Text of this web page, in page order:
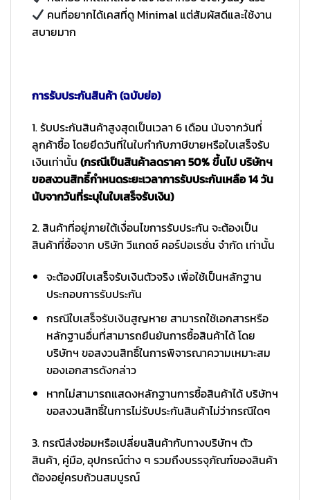
คนที่อยากได้เคสที่ดู Minimal แต่สัมผัสดีและใช้งาน
สบายมาก
การรับประกันสินค้า (ฉบับย่อ)
1. รับประกันสินค้าสูงสุดเป็นเวลา 6 เดือน นับจากวันที่
ลูกค้าซื้อ โดยยึดวันที่ในใบกำกับภาษีขายหรือใบเสร็จรับ
เงินเท่านั้น (กรณีเป็นสินค้าลดราคา 50% ขึ้นไป บริษัทฯ
ขอสงวนสิทธิ์กำหนดระยะเวลาการรับประกันเหลือ 14 วัน
นับจากวันที่ระบุในใบเสร็จรับเงิน)
2. สินค้าที่อยู่ภายใต้เงื่อนไขการรับประกัน จะต้องเป็น
สินค้าที่ซื้อจาก บริษัท วีแกดซ์ คอร์ปอเรชั่น จำกัด เท่านั้น
จะต้องมีใบเสร็จรับเงินตัวจริง เพื่อใช้เป็นหลักฐาน
ประกอบการรับประกัน
กรณีใบเสร็จรับเงินสูญหาย สามารถใช้เอกสารหรือ
หลักฐานอื่นที่สามารถยืนยันการซื้อสินค้าได้ โดย
บริษัทฯ ขอสงวนสิทธิ์ในการพิจารณาความเหมาะสม
ของเอกสารดังกล่าว
หากไม่สามารถแสดงหลักฐานการซื้อสินค้าได้ บริษัทฯ
ขอสงวนสิทธิ์ในการไม่รับประกันสินค้าไม่ว่ากรณีใดๆ
3. กรณีส่งซ่อมหรือเปลี่ยนสินค้ากับทางบริษัทฯ ตัว
สินค้า, คู่มือ, อุปกรณ์ต่าง ๆ รวมถึงบรรจุภัณฑ์ของสินค้า
ต้องอยู่ครบถ้วนสมบูรณ์